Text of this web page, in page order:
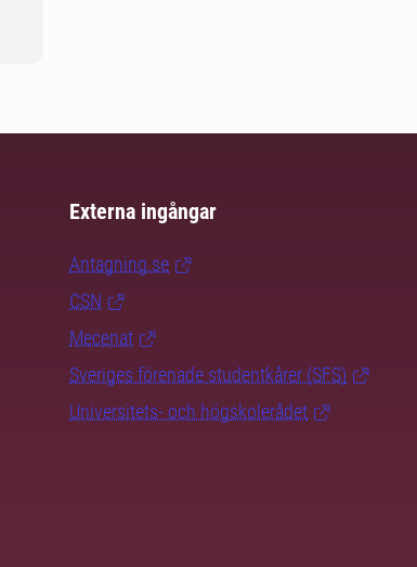
Externa ingångar
Antagning.se
CSN
Mecenat
Sveriges förenade studentkårer (SFS)
Universitets- och högskolerådet